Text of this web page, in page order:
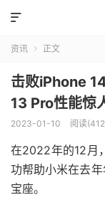

资讯  正文
击败iPhone
13 Pro性能惊
2023-01-10 阅读
在2022年的12月
功帮助小米在去
宝座。